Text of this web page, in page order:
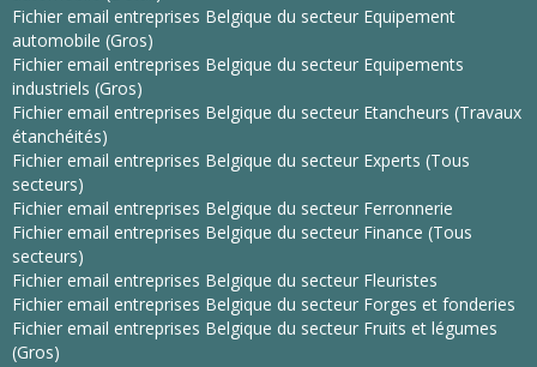
Fichier email entreprises Belgique du secteur Equipement
automobile (Gros)
Fichier email entreprises Belgique du secteur Equipements
industriels (Gros)
Fichier email entreprises Belgique du secteur Etancheurs (Travaux
étanchéités)
Fichier email entreprises Belgique du secteur Experts (Tous
secteurs)
Fichier email entreprises Belgique du secteur Ferronnerie
Fichier email entreprises Belgique du secteur Finance (Tous
secteurs)
Fichier email entreprises Belgique du secteur Fleuristes
Fichier email entreprises Belgique du secteur Forges et fonderies
Fichier email entreprises Belgique du secteur Fruits et légumes
(Gros)